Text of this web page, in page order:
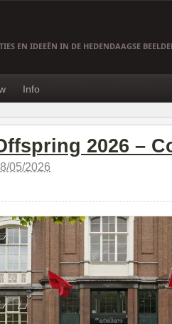
EN IDEEËN IN DE HEDENDAAGSE
Info
2026 –
05/2026